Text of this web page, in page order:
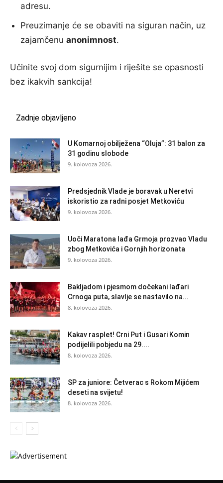
adresu.
Preuzimanje će se obaviti na siguran način, uz
zajamčenu anonimnost.
Učinite svoj dom sigurnijim i riješite se opasnosti
bez ikakvih sankcija!
Zadnje objavljeno
U Komarnoj obilježena “Oluja”: 31 balon za
31 godinu slobode
9. kolovoza 2026.
Predsjednik Vlade je boravak u Neretvi
iskoristio za radni posjet Metkoviću
9. kolovoza 2026.
Uoči Maratona lađa Grmoja prozvao Vladu
zbog Metkovića i Gornjih horizonata
9. kolovoza 2026.
Bakljadom i pjesmom dočekani lađari
Crnoga puta, slavlje se nastavilo na...
8. kolovoza 2026.
Kakav rasplet! Crni Put i Gusari Komin
podijelili pobjedu na 29....
8. kolovoza 2026.
SP za juniore: Četverac s Rokom Mijićem
deseti na svijetu!
8. kolovoza 2026.